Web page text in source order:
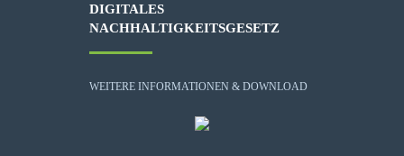
DIGITALES
NACHHALTIGKEITSGESETZ
WEITERE INFORMATIONEN & DOWNLOAD